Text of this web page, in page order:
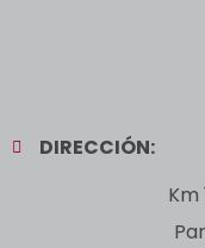
DIRECCIÓN:
Km